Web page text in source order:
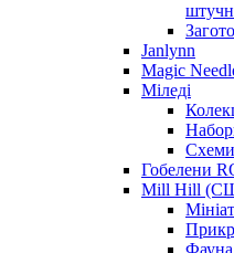
Janlynn
Magic
Міледі
Гобелени
Mill Hill
Фауна